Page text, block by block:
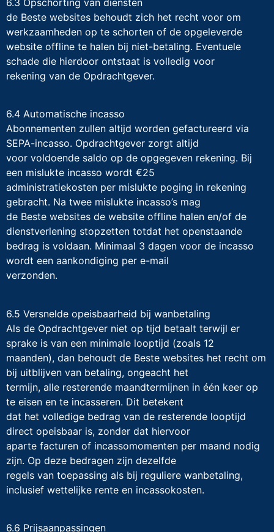
de Beste websites behoudt zich het recht voor om
werkzaamheden op te schorten of de opgeleverde
website offline te halen bij niet-betaling. Eventuele
schade die hierdoor ontstaat is volledig voor
rekening van de Opdrachtgever.
6.4 Automatische incasso
Abonnementen zullen altijd worden gefactureerd via
SEPA-incasso. Opdrachtgever zorgt altijd
voor voldoende saldo op de opgegeven rekening. Bij
een mislukte incasso wordt €25
administratiekosten per mislukte poging in rekening
gebracht. Na twee mislukte incasso’s mag
de Beste websites de website offline halen en/of de
dienstverlening stopzetten totdat het openstaande
bedrag is voldaan. Minimaal 3 dagen voor de incasso
wordt een aankondiging per e-mail
verzonden.
6.5 Versnelde opeisbaarheid bij wanbetaling
Als de Opdrachtgever niet op tijd betaalt terwijl er
sprake is van een minimale looptijd (zoals 12
maanden), dan behoudt de Beste websites het recht om
bij uitblijven van betaling, ongeacht het
termijn, alle resterende maandtermijnen in één keer op
te eisen en te incasseren. Dit betekent
dat het volledige bedrag van de resterende looptijd
direct opeisbaar is, zonder dat hiervoor
aparte facturen of incassomomenten per maand nodig
zijn. Op deze bedragen zijn dezelfde
regels van toepassing als bij reguliere wanbetaling,
inclusief wettelijke rente en incassokosten.
6.6 Prijsaanpassingen